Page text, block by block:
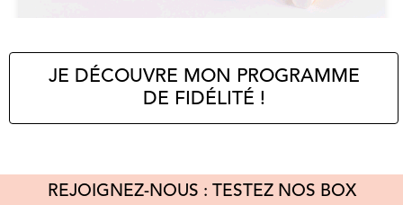
JE DÉCOUVRE MON PROGRAMME
DE FIDÉLITÉ !
REJOIGNEZ-NOUS : TESTEZ NOS BOX